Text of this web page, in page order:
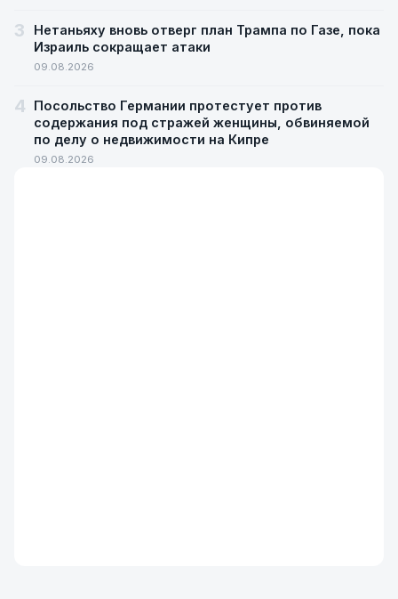
3
Нетаньяху вновь отверг план Трампа по Газе, пока
Израиль сокращает атаки
09.08.2026
4
Посольство Германии протестует против
содержания под стражей женщины, обвиняемой
по делу о недвижимости на Кипре
09.08.2026